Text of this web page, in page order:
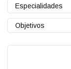
Especialidades
Objetivos